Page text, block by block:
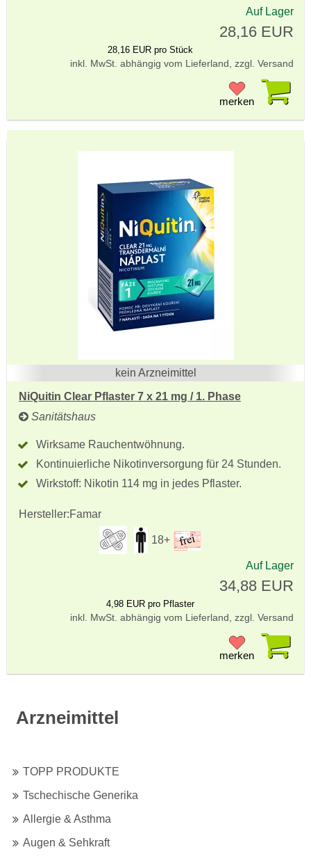
Auf Lager
28,16 EUR
28,16 EUR pro Stück
inkl. MwSt. abhängig vom Lieferland, zzgl. Versand
merken
kein Arzneimittel
NiQuitin Clear Pflaster 7 x 21 mg / 1. Phase
Sanitätshaus
Wirksame Rauchentwöhnung.
Kontinuierliche Nikotinversorgung für 24 Stunden.
Wirkstoff: Nikotin 114 mg in jedes Pflaster.
Hersteller:Famar
18+
Auf Lager
34,88 EUR
4,98 EUR pro Pflaster
inkl. MwSt. abhängig vom Lieferland, zzgl. Versand
merken
Arzneimittel
TOPP PRODUKTE
Tschechische Generika
Allergie & Asthma
Augen & Sehkraft